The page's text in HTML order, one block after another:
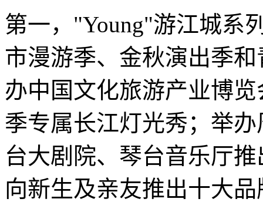
第一，"Young"游江城系
市漫游季、金秋演出季
办中国文化旅游产业博
季专属长江灯光秀；举
台大剧院、琴台音乐厅
向新生及亲友推出十大